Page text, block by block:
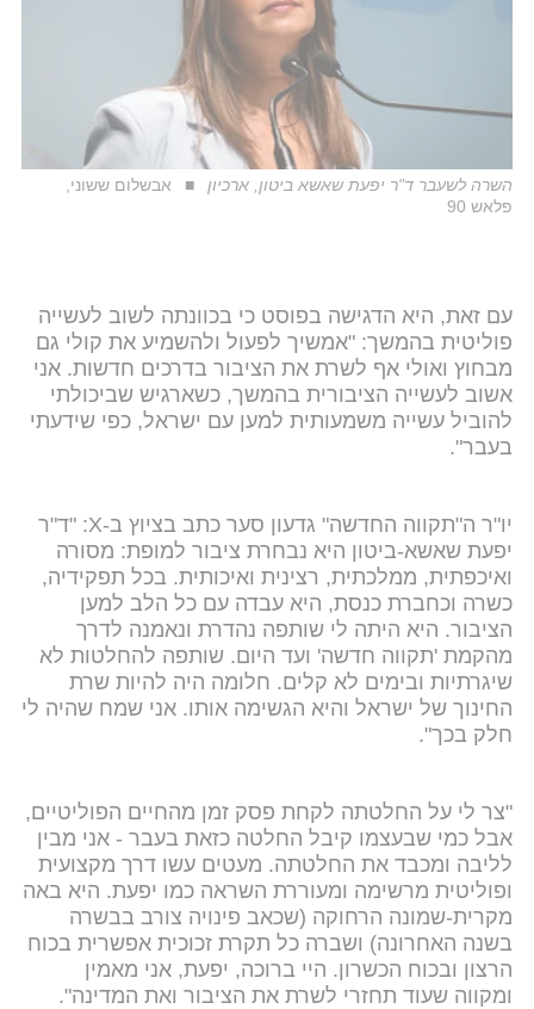
השרה לשעבר ד"ר יפעת שאשא ביטון, ארכיון
אבשלום ששוני,
פלאש 90
עם זאת, היא הדגישה בפוסט כי בכוונתה לשוב לעשייה
פוליטית בהמשך: "אמשיך לפעול ולהשמיע את קולי גם
מבחוץ ואולי אף לשרת את הציבור בדרכים חדשות. אני
אשוב לעשייה הציבורית בהמשך, כשארגיש שביכולתי
להוביל עשייה משמעותית למען עם ישראל, כפי שידעתי
בעבר".
יו"ר ה"תקווה החדשה" גדעון סער כתב בציוץ ב-X: "ד"ר
יפעת שאשא-ביטון היא נבחרת ציבור למופת: מסורה
ואיכפתית, ממלכתית, רצינית ואיכותית. בכל תפקידיה,
כשרה וכחברת כנסת, היא עבדה עם כל הלב למען
הציבור. היא היתה לי שותפה נהדרת ונאמנה לדרך
מהקמת 'תקווה חדשה' ועד היום. שותפה להחלטות לא
שיגרתיות ובימים לא קלים. חלומה היה להיות שרת
החינוך של ישראל והיא הגשימה אותו. אני שמח שהיה לי
חלק בכך".
"צר לי על החלטתה לקחת פסק זמן מהחיים הפוליטיים,
אבל כמי שבעצמו קיבל החלטה כזאת בעבר - אני מבין
לליבה ומכבד את החלטתה. מעטים עשו דרך מקצועית
ופוליטית מרשימה ומעוררת השראה כמו יפעת. היא באה
מקרית-שמונה הרחוקה (שכאב פינויה צורב בבשרה
בשנה האחרונה) ושברה כל תקרת זכוכית אפשרית בכוח
הרצון ובכוח הכשרון. היי ברוכה, יפעת, אני מאמין
ומקווה שעוד תחזרי לשרת את הציבור ואת המדינה".